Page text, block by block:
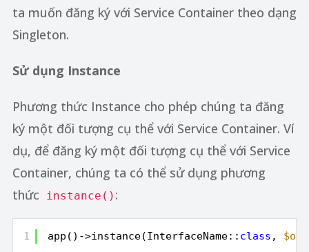
ta muốn đăng ký với Service Container theo dạng
Singleton.
Sử dụng Instance
Phương thức Instance cho phép chúng ta đăng
ký một đối tượng cụ thể với Service Container. Ví
dụ, để đăng ký một đối tượng cụ thể với Service
Container, chúng ta có thể sử dụng phương
thức instance() :
1 app()->instance(InterfaceName:: class ,